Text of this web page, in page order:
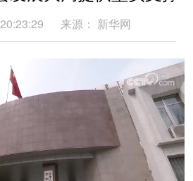
件 金融 汽车
数字经济
兴 溯源中国
会展
时尚 悦读
来源： 新华网